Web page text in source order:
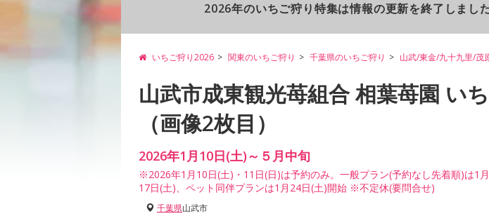
2026年のいちご狩り特集は情報の更新を終了しまし
いちご狩り2026 関東のいちご狩り 千葉県のいちご狩り 山武/東金/九十九里/茂
山武市成東観光苺組合 相葉苺園 い
（画像2枚目）
2026年1月10日(土)～５月中旬
※2026年1月10日(土)・11日(日)は予約のみ。一般プラン(予約なし先着順)は1月
17日(土)、ペット同伴プランは1月24日(土)開始 ※不定休(要問合せ)
千葉県山武市